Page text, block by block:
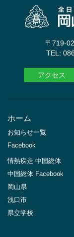
〒719-
TEL:
アクセス
ホーム
お知らせ一覧
Facebook
情熱疾走 中国総体
中国総体 Facebook
岡山県
浅口市
県立学校